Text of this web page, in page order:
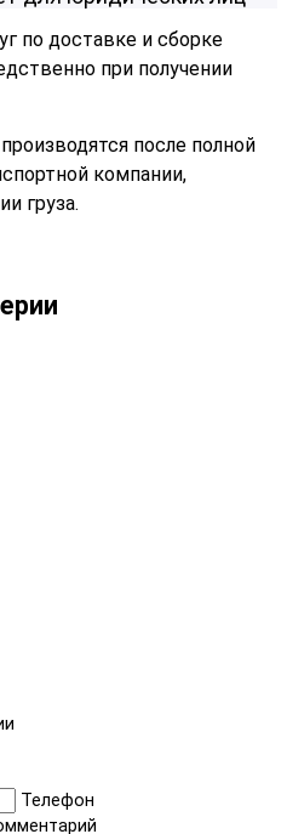
по доставке и сборке
при получении
после полной
компании,
груза.
Телефон